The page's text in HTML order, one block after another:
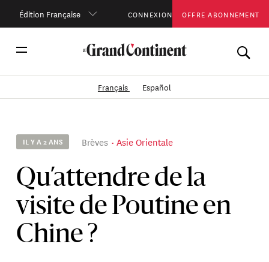
Édition Française CONNEXION OFFRE ABONNEMENT
Français Español
IL Y A 2 ANS Brèves Asie Orientale
Qu’attendre de la
visite de Poutine en
Chine ?